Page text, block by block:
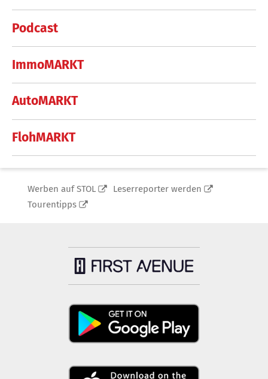
Podcast
ImmoMARKT
AutoMARKT
FlohMARKT
Werben auf STOL
Leserreporter werden
Tourentipps